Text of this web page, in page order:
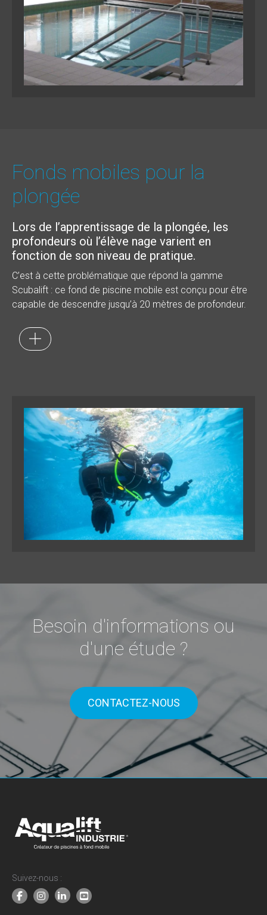
Fonds mobiles pour la
plongée
Lors de l’apprentissage de la plongée, les
profondeurs où l’élève nage varient en
fonction de son niveau de pratique.
C’est à cette problématique que répond la gamme
Scubalift : ce fond de piscine mobile est conçu pour être
capable de descendre jusqu’à 20 mètres de profondeur.
Besoin d'informations ou
d'une étude ?
CONTACTEZ-NOUS
Suivez-nous :